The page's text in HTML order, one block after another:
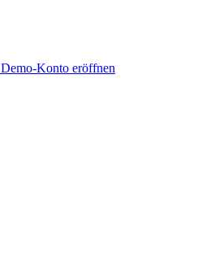
Demo-Konto eröffnen